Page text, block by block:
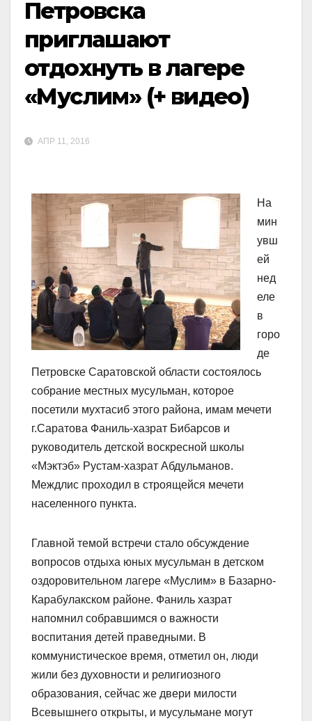
Петровска
приглашают
отдохнуть в лагере
«Муслим» (+ видео)
АПР 11, 2016
На
мин
увш
ей
нед
еле
в
горо
де
Петровске Саратовской области состоялось
собрание местных мусульман, которое
посетили мухтасиб этого района, имам мечети
г.Саратова Фаниль-хазрат Бибарсов и
руководитель детской воскресной школы
«Мэктэб» Рустам-хазрат Абдульманов.
Междлис проходил в строящейся мечети
населенного пункта.
Главной темой встречи стало обсуждение
вопросов отдыха юных мусульман в детском
оздоровительном лагере «Муслим» в Базарно-
Карабулакском районе. Фаниль хазрат
напомнил собравшимся о важности
воспитания детей праведными. В
коммунистическое время, отметил он, люди
жили без духовности и религиозного
образования, сейчас же двери милости
Всевышнего открыты, и мусульмане могут